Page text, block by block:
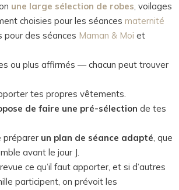
une large sélection de robes, voilages
choisies pour les séances maternité
pour des séances Maman & Moi et
ou plus affirmés — chacun peut trouver
tes propres vêtements.
de faire une pré-sélection de tes
préparer un plan de séance adapté, que
avant le jour J.
ce qu’il faut apporter, et si d’autres
participent, on prévoit les